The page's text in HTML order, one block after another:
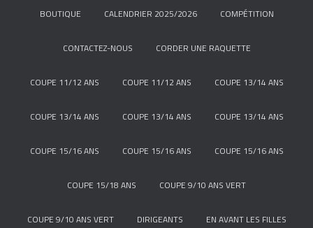
BOUTIQUE CALENDRIER 2025/2026 COMPÉTITION
CONTACTEZ-NOUS CORDER UNE RAQUETTE
COUPE 11/12 ANS COUPE 11/12 ANS COUPE 13/14 ANS
COUPE 13/14 ANS COUPE 13/14 ANS COUPE 13/14 ANS
COUPE 15/16 ANS COUPE 15/16 ANS COUPE 15/16 ANS
COUPE 15/18 ANS COUPE 9/10 ANS VERT
COUPE 9/10 ANS VERT DIRIGEANTS EN AVANT LES FILLES